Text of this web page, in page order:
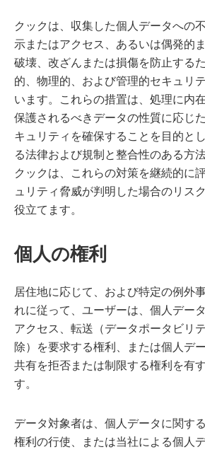
クックは、収集した個人データへの
示またはアクセス、あるいは偶発的
破壊、改ざんまたは損傷を防止する
的、物理的、および管理的セキュリ
います。これらの措置は、処理に内
保護されるべきデータの性質に応じ
キュリティを確保することを目的と
る法律および規制と整合性のある方
クックは、これらの対策を継続的に
ュリティ脅威が判明した場合のリス
役立てます。
個人の権利
居住地に応じて、および特定の例外
れに従って、ユーザーは、個人デー
アクセス、転送（データポータビリ
除）を要求する権利、または個人デ
共有を拒否または制限する権利を有
す。
データ対象者は、個人データに関す
権利の行使、または当社による個人